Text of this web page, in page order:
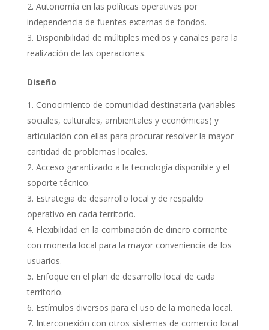
Autonomía en las políticas operativas por
independencia de fuentes externas de fondos.
Disponibilidad de múltiples medios y canales para la
realización de las operaciones.
Diseño
Conocimiento de comunidad destinataria (variables
sociales, culturales, ambientales y económicas) y
articulación con ellas para procurar resolver la mayor
cantidad de problemas locales.
Acceso garantizado a la tecnología disponible y el
soporte técnico.
Estrategia de desarrollo local y de respaldo
operativo en cada territorio.
Flexibilidad en la combinación de dinero corriente
con moneda local para la mayor conveniencia de los
usuarios.
Enfoque en el plan de desarrollo local de cada
territorio.
Estímulos diversos para el uso de la moneda local.
Interconexión con otros sistemas de comercio local